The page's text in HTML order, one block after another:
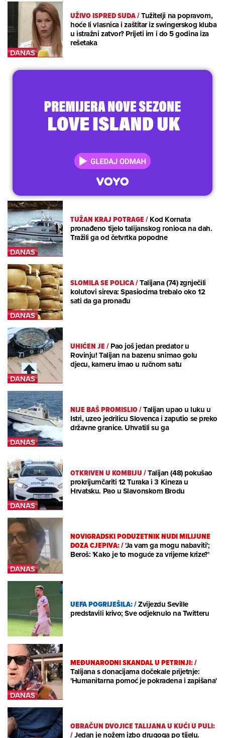
UŽIVO ISPRED SUDA/Tužitelji na popravom,
hoće li vlasnica i zaštitar iz swingerskog kluba
u istražni zatvor? Prijeti im i do 5 godina iza
rešetaka
TUŽAN KRAJ POTRAGE/Kod Kornata
pronađeno tijelo talijanskog ronioca na dah.
Tražili ga od četvrtka popodne
SLOMILA SE POLICA/Talijana (74) zgnječili
kolutovi sireva: Spasiocima trebalo oko 12
sati da ga pronađu
UHIĆEN JE/Pao još jedan predator u
Rovinju! Talijan na bazenu snimao golu
djecu, kameru imao u ručnom satu
NIJE BAŠ PROMISLIO/Talijan upao u luku u
Istri, uzeo jedrilicu Slovenca i zaputio se preko
državne granice. Uhvatili su ga
OTKRIVEN U KOMBIJU/Talijan (48) pokušao
prokrijumčariti 12 Turaka i 3 Kineza u
Hrvatsku. Pao u Slavonskom Brodu
NOVIGRADSKI PODUZETNIK NUDI MILIJUNE
DOZA CJEPIVA:/'Ja vam ga mogu nabaviti';
Beroš: 'Kako je to moguće za vrijeme krize?'
UEFA POGRIJEŠILA:/Zvijezdu Seville
predstavili krivo; Sve odjeknulo na Twitteru
MEĐUNARODNI SKANDAL U PETRINJI:/
Talijana s donacijama dočekale prijetnje:
'Humanitarna pomoć je pokradena i zapišana'
OBRAČUN DVOJICE TALIJANA U KUĆI U PULI:
/Jedan je nožem izbo drugoga po tijelu.